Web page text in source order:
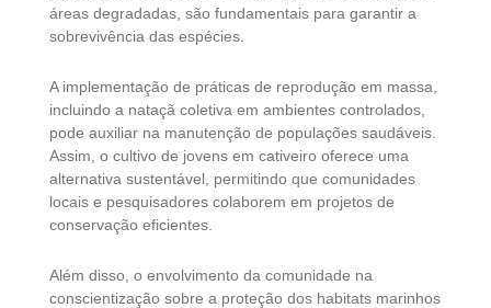
áreas degradadas, são fundamentais para garantir a
sobrevivência das espécies.
A implementação de práticas de reprodução em massa,
incluindo a nataçã coletiva em ambientes controlados,
pode auxiliar na manutenção de populações saudáveis.
Assim, o cultivo de jovens em cativeiro oferece uma
alternativa sustentável, permitindo que comunidades
locais e pesquisadores colaborem em projetos de
conservação eficientes.
Além disso, o envolvimento da comunidade na
conscientização sobre a proteção dos habitats marinhos